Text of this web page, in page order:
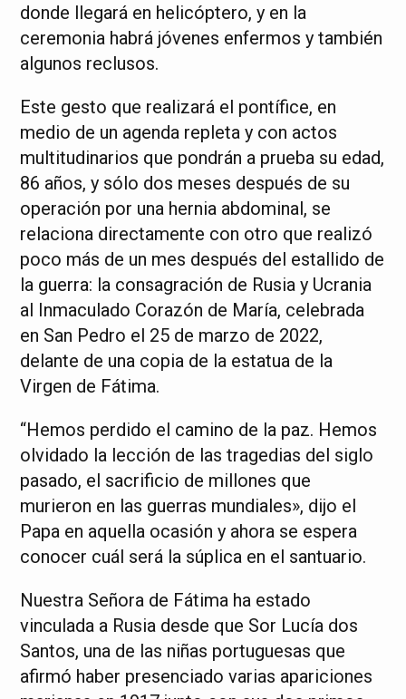
donde llegará en helicóptero, y en la
ceremonia habrá jóvenes enfermos y también
algunos reclusos.
Este gesto que realizará el pontífice, en
medio de un agenda repleta y con actos
multitudinarios que pondrán a prueba su edad,
86 años, y sólo dos meses después de su
operación por una hernia abdominal, se
relaciona directamente con otro que realizó
poco más de un mes después del estallido de
la guerra: la consagración de Rusia y Ucrania
al Inmaculado Corazón de María, celebrada
en San Pedro el 25 de marzo de 2022,
delante de una copia de la estatua de la
Virgen de Fátima.
“Hemos perdido el camino de la paz. Hemos
olvidado la lección de las tragedias del siglo
pasado, el sacrificio de millones que
murieron en las guerras mundiales», dijo el
Papa en aquella ocasión y ahora se espera
conocer cuál será la súplica en el santuario.
Nuestra Señora de Fátima ha estado
vinculada a Rusia desde que Sor Lucía dos
Santos, una de las niñas portuguesas que
afirmó haber presenciado varias apariciones